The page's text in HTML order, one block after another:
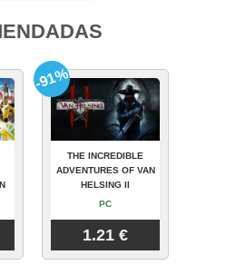
THE INCREDIBLE
ADVENTURES OF VAN
HELSING II
PC
1.21 €
-91%